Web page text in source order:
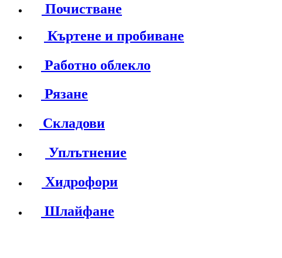
Почистване
Къртене и пробиване
Работно облекло
Рязане
Складови
Уплътнение
Хидрофори
Шлайфане